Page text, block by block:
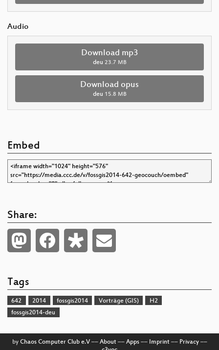
Audio
Download mp3
deu 23.7 MB
Download opus
deu 15.8 MB
Embed
Share:
Tags
642 2014 fossgis2014 Vorträge (GIS)
H2
fossgis2014-deu
by Chaos Computer Club e.V–– About–– Apps–– Imprint–– Privacy––